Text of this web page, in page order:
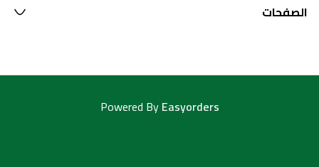
الصفحات
Powered ByEasyorders